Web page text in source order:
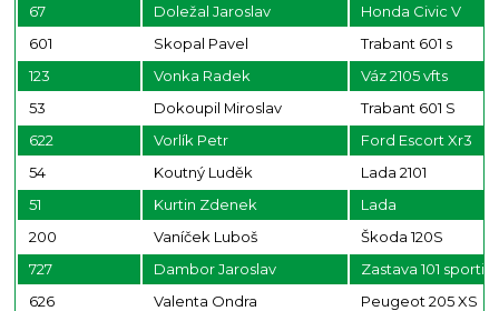
67
Doležal Jaroslav
Honda Civic V
601
Skopal Pavel
Trabant 601 s
123
Vonka Radek
Váz 2105 vfts
53
Dokoupil Miroslav
Trabant 601 S
622
Vorlík Petr
Ford Escort Xr3
54
Koutný Luděk
Lada 2101
51
Kurtin Zdenek
Lada
200
Vaníček Luboš
Škoda 120S
727
Dambor Jaroslav
Zastava 101 sportig
626
Valenta Ondra
Peugeot 205 XS